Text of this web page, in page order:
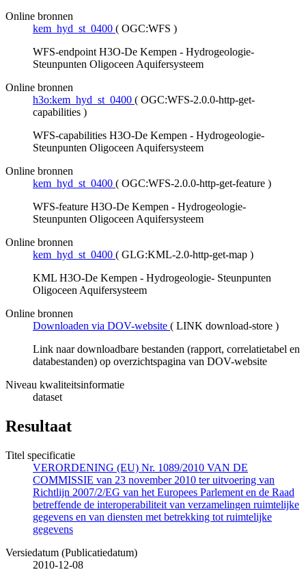
Online bronnen
kem_hyd_st_0400 ( OGC:WFS )
WFS-endpoint H3O-De Kempen - Hydrogeologie-
Steunpunten Oligoceen Aquifersysteem
Online bronnen
h3o:kem_hyd_st_0400 ( OGC:WFS-2.0.0-http-get-
capabilities )
WFS-capabilities H3O-De Kempen - Hydrogeologie-
Steunpunten Oligoceen Aquifersysteem
Online bronnen
kem_hyd_st_0400 ( OGC:WFS-2.0.0-http-get-feature )
WFS-feature H3O-De Kempen - Hydrogeologie-
Steunpunten Oligoceen Aquifersysteem
Online bronnen
kem_hyd_st_0400 ( GLG:KML-2.0-http-get-map )
KML H3O-De Kempen - Hydrogeologie- Steunpunten
Oligoceen Aquifersysteem
Online bronnen
Downloaden via DOV-website ( LINK download-store )
Link naar downloadbare bestanden (rapport, correlatietabel en
databestanden) op overzichtspagina van DOV-website
Niveau kwaliteitsinformatie
dataset
Resultaat
Titel specificatie
VERORDENING (EU) Nr. 1089/2010 VAN DE
COMMISSIE van 23 november 2010 ter uitvoering van
Richtlijn 2007/2/EG van het Europees Parlement en de Raad
betreffende de interoperabiliteit van verzamelingen ruimtelijke
gegevens en van diensten met betrekking tot ruimtelijke
gegevens
Versiedatum (Publicatiedatum)
2010-12-08